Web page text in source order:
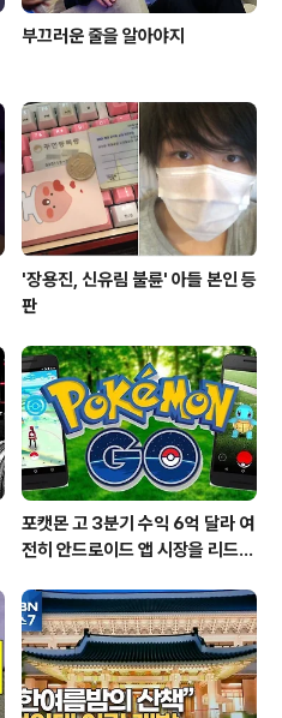
부끄러운 줄을 알아야지
'장용진, 신유림 불륜' 아들 본인 등
판
포캣몬 고 3분기 수익 6억 달라 여
전히 안드로이드 앱 시장을 리드